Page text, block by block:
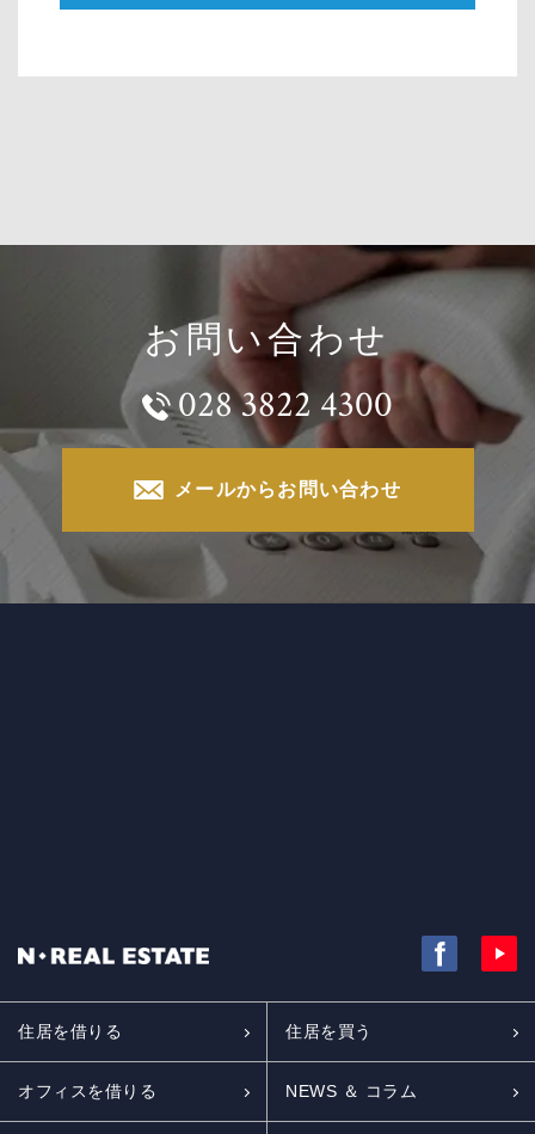
お問い合わせ
028 3822 4300
メールからお問い合わせ
住居を借りる 住居を買う
オフィスを借りる NEWS ＆ コラム